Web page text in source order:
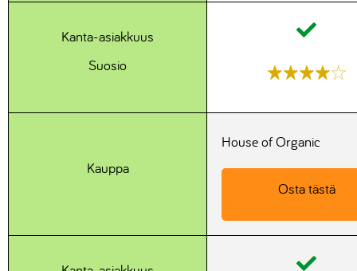
Kanta-asiakkuus
Suosio
Kauppa
House of Organic
Osta tästä